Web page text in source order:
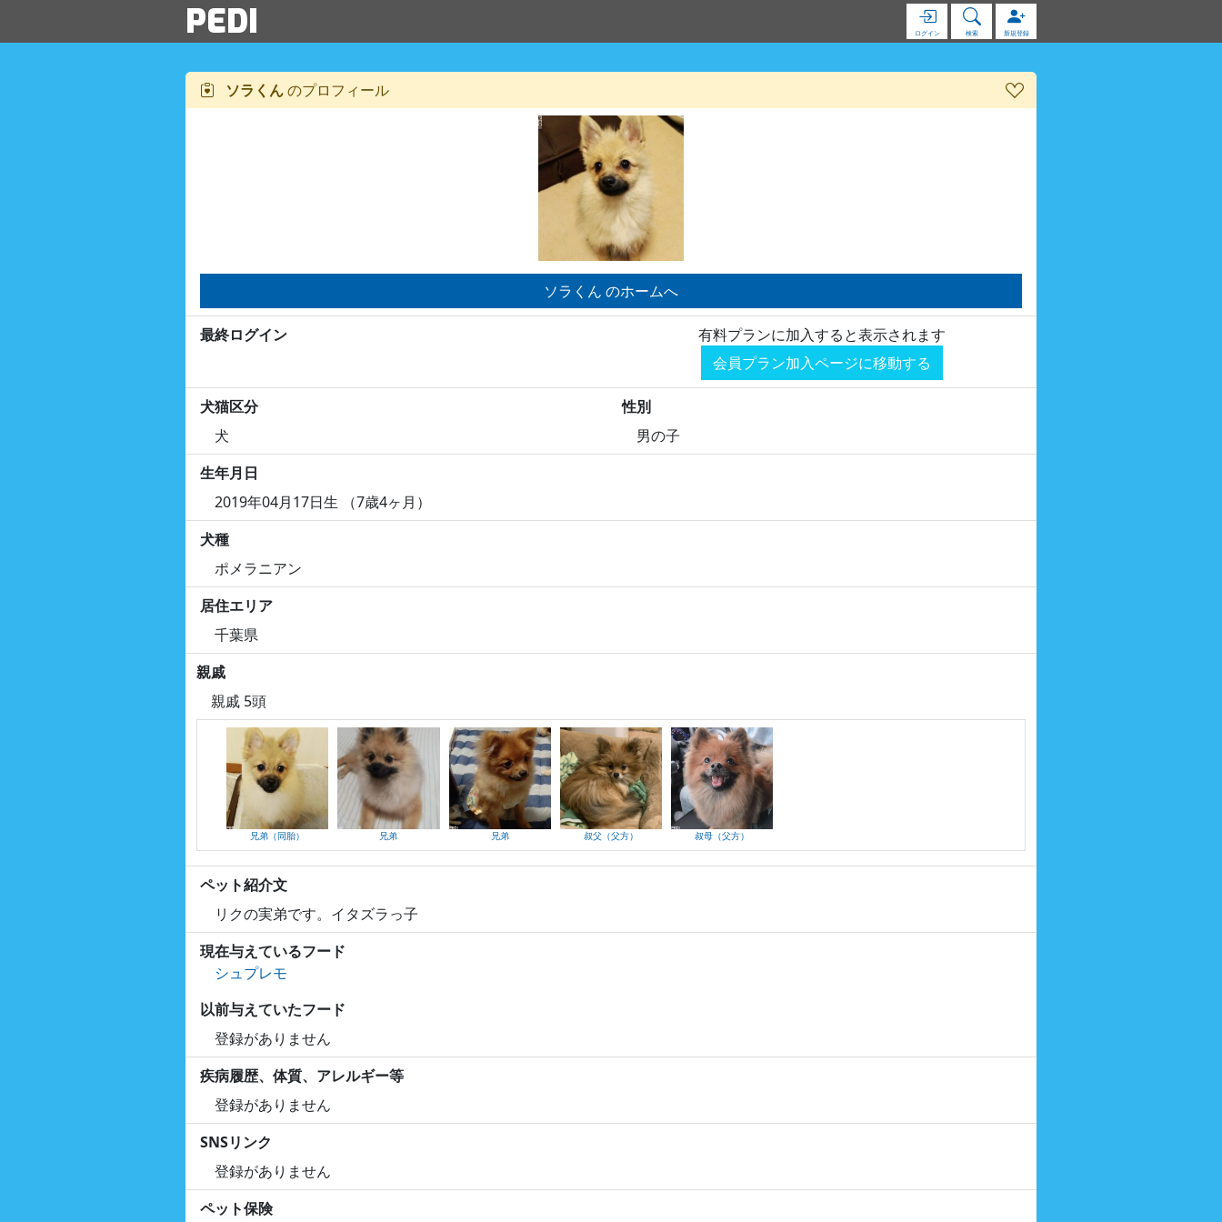
PEDI ログイン 検索 新規登録
ソラくんのプロフィール
ソラくん のホームへ
最終ログイン
有料プランに加入すると表示されます
会員プラン加入ページに移動する
犬猫区分
犬
性別
男の子
生年月日
2019年04月17日生 （7歳4ヶ月）
犬種
ポメラニアン
居住エリア
千葉県
親戚
親戚 5頭
兄弟（同胎） 兄弟 兄弟 叔父（父方） 叔母（父方）
ペット紹介文
リクの実弟です。イタズラっ子
現在与えているフード
シュプレモ
以前与えていたフード
登録がありません
疾病履歴、体質、アレルギー等
登録がありません
SNSリンク
登録がありません
ペット保険